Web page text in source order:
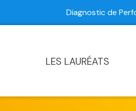
Diagnostic de
LES LAURÉATS